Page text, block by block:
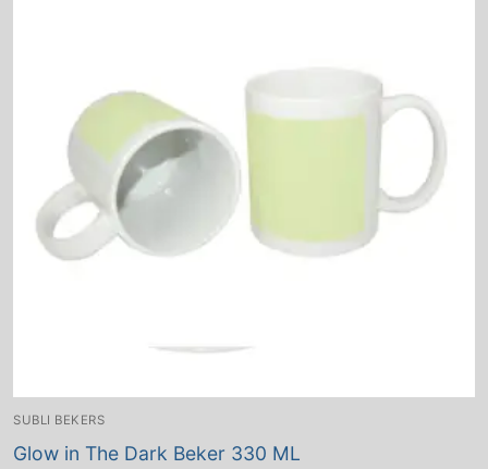
SUBLI BEKERS
Glow in The Dark Beker 330 ML